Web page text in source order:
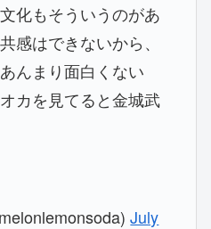
化もそういうのがあ
感はできないから、
んまり面白くない
カを見てると金城武
July